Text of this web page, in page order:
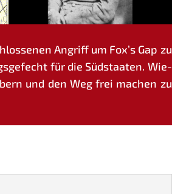
Angriff um Fox’s Gap zu
für die Süd­staa­ten. Wie­
und den Weg frei machen zu